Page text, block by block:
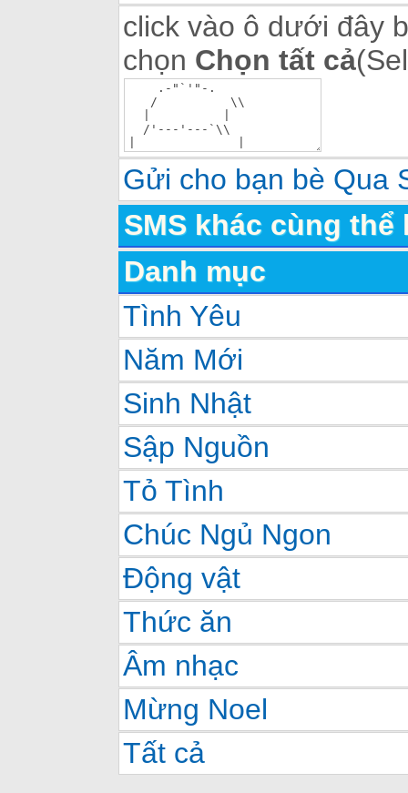
click vào ô dưới đây
chọn Chọn tất cả
Gửi cho bạn bè Qua
SMS khác cùng thể
Danh mục
Tình Yêu
Năm Mới
Sinh Nhật
Sập Nguồn
Tỏ Tình
Chúc Ngủ Ngon
Động vật
Thức ăn
Âm nhạc
Mừng Noel
Tất cả